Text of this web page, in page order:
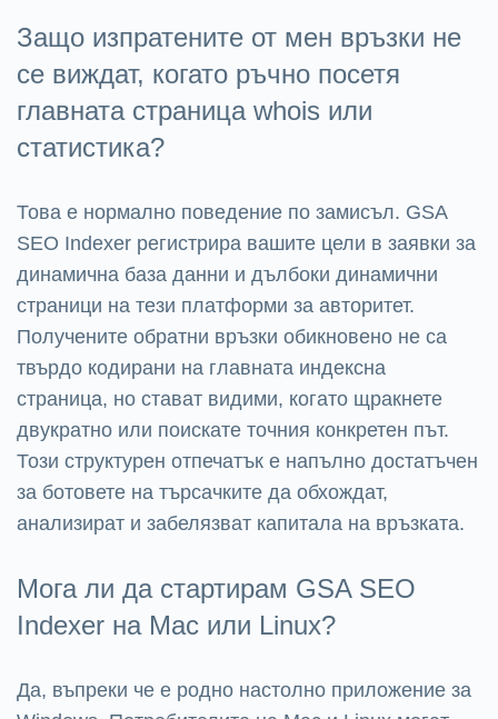
Защо изпратените от мен връзки не
се виждат, когато ръчно посетя
главната страница whois или
статистика?
Това е нормално поведение по замисъл. GSA
SEO Indexer регистрира вашите цели в заявки за
динамична база данни и дълбоки динамични
страници на тези платформи за авторитет.
Получените обратни връзки обикновено не са
твърдо кодирани на главната индексна
страница, но стават видими, когато щракнете
двукратно или поискате точния конкретен път.
Този структурен отпечатък е напълно достатъчен
за ботовете на търсачките да обхождат,
анализират и забелязват капитала на връзката.
Мога ли да стартирам GSA SEO
Indexer на Mac или Linux?
Да, въпреки че е родно настолно приложение за